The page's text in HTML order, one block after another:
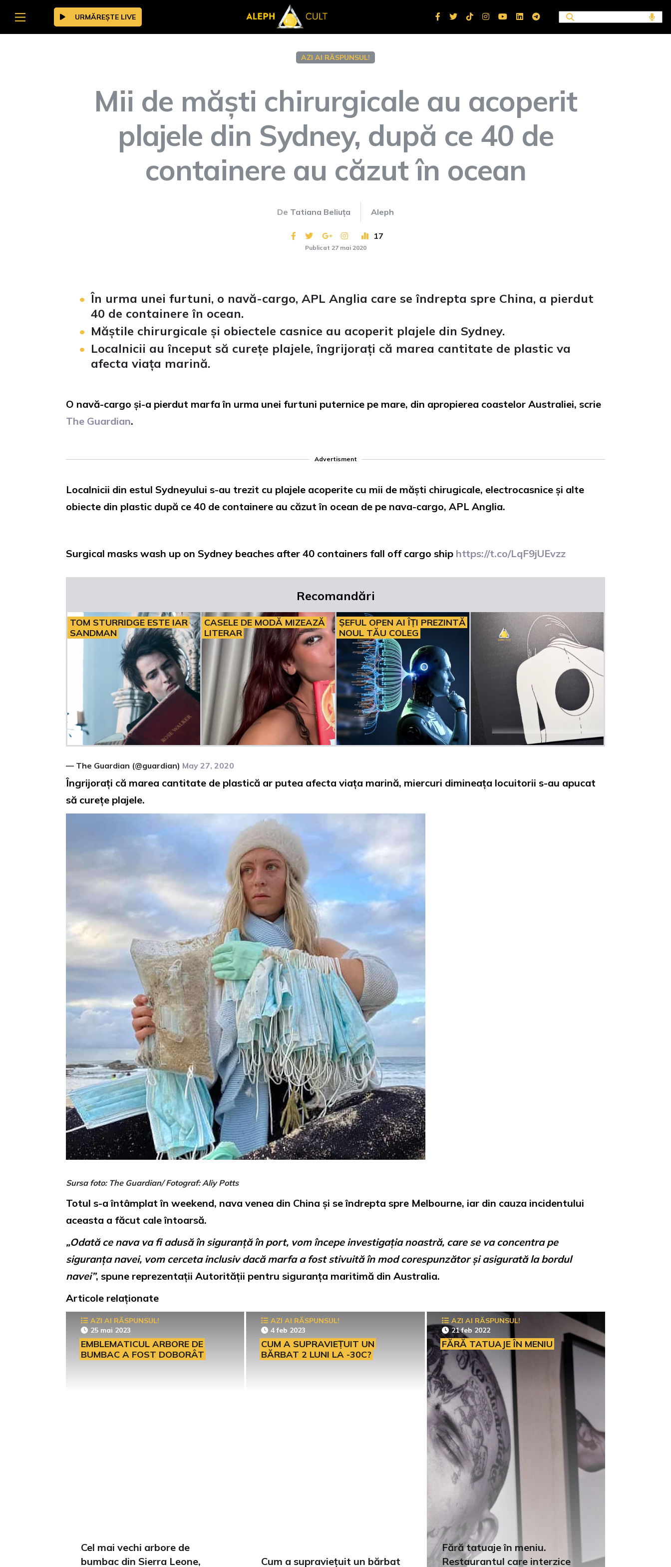
URMĂREȘTE LIVE
AZI AI RĂSPUNSUL!
Mii de măști chirurgicale au acoperit
plajele din Sydney, după ce 40 de
containere au căzut în ocean
De Tatiana Beliuța Aleph
17
Publicat 27 mai 2020
În urma unei furtuni, o navă-cargo, APL Anglia care se îndrepta spre China, a pierdut
40 de containere în ocean.
Măștile chirurgicale și obiectele casnice au acoperit plajele din Sydney.
Localnicii au început să curețe plajele, îngrijorați că marea cantitate de plastic va
afecta viața marină.
O navă-cargo și-a pierdut marfa în urma unei furtuni puternice pe mare, din apropierea coastelor Australiei, scrie
The Guardian.
Advertisment
Localnicii din estul Sydneyului s-au trezit cu plajele acoperite cu mii de măști chirugicale, electrocasnice și alte
obiecte din plastic după ce 40 de containere au căzut în ocean de pe nava-cargo, APL Anglia.
Surgical masks wash up on Sydney beaches after 40 containers fall off cargo ship https://t.co/LqF9jUEvzz
Recomandări
TOM STURRIDGE ESTE IAR
SANDMAN
CASELE DE MODĂ MIZEAZĂ
LITERAR
ȘEFUL OPEN AI ÎȚI PREZINTĂ
NOUL TĂU COLEG
— The Guardian (@guardian) May 27, 2020
Îngrijorați că marea cantitate de plastică ar putea afecta viața marină, miercuri dimineața locuitorii s-au apucat
să curețe plajele.
Sursa foto: The Guardian/ Fotograf: Aliy Potts
Totul s-a întâmplat în weekend, nava venea din China și se îndrepta spre Melbourne, iar din cauza incidentului
aceasta a făcut cale întoarsă.
„Odată ce nava va fi adusă în siguranță în port, vom începe investigația noastră, care se va concentra pe
siguranța navei, vom cerceta inclusiv dacă marfa a fost stivuită în mod corespunzător și asigurată la bordul
navei”, spune reprezentații Autorității pentru siguranța maritimă din Australia.
Articole relaționate
AZI AI RĂSPUNSUL!
25 mai 2023
EMBLEMATICUL ARBORE DE
BUMBAC A FOST DOBORÂT
Cel mai vechi arbore de
bumbac din Sierra Leone,
AZI AI RĂSPUNSUL!
4 feb 2023
CUM A SUPRAVIEȚUIT UN
BĂRBAT 2 LUNI LA -30C?
Cum a supraviețuit un bărbat
AZI AI RĂSPUNSUL!
21 feb 2022
FĂRĂ TATUAJE ÎN MENIU
Fără tatuaje în meniu.
Restaurantul care interzice